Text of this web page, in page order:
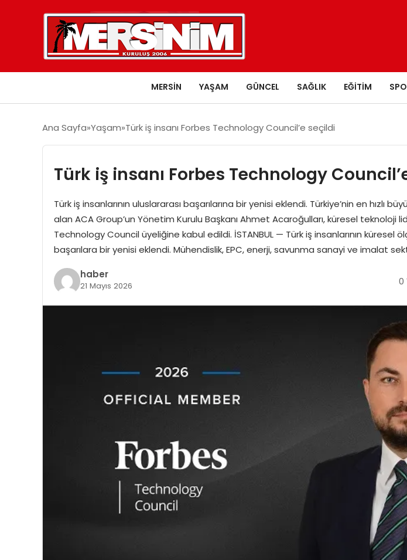
MERSIN YAŞAM GÜNCEL SAĞLIK EĞITIM
Ana Sayfa Yaşam Türk iş insanı Forbes Technology Council’e seçildi
Türk iş insanı Forbes Technology
Türk iş insanlarının uluslararası başarılarına bir yenisi eklendi. Türkiye’nin en hızlı
alan ACA Group’un Yönetim Kurulu Başkanı Ahmet Acaroğulları, küresel teknoloji
Technology Council üyeliğine kabul edildi. İSTANBUL — Türk iş insanlarının küresel
başarılara bir yenisi eklendi. Mühendislik, EPC, enerji, savunma sanayi ve imalat
haber
21 Mayıs 2026 0